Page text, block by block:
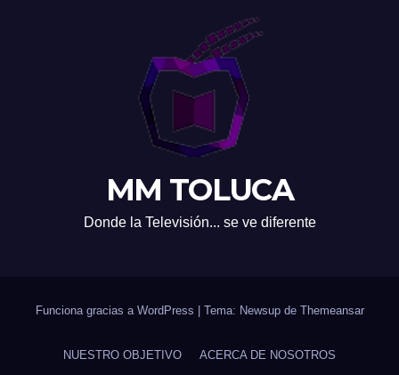
MM TOLUCA
Donde la Televisión... se ve diferente
Funciona gracias a WordPress Tema: Newsup de Themeansar
NUESTRO OBJETIVO ACERCA DE NOSOTROS